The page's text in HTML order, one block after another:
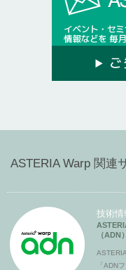
ASTERIA Warp 関連
技術
（ADN
「ADN